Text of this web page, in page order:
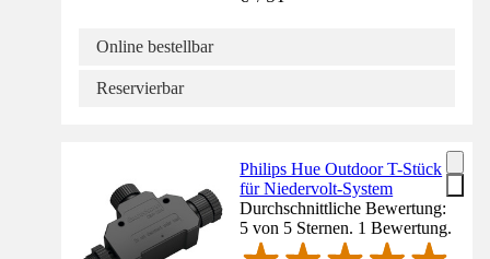
Online bestellbar
Reservierbar
Philips Hue Outdoor T-Stück
für Niedervolt-System
Durchschnittliche Bewertung:
5 von 5 Sternen. 1 Bewertung.